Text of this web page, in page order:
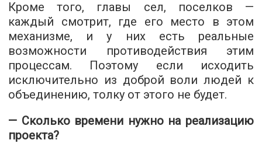
Кроме того, главы сел, поселков —
каждый смотрит, где его место в этом
механизме, и у них есть реальные
возможности противодействия этим
процессам. Поэтому если исходить
исключительно из доброй воли людей к
объединению, толку от этого не будет.
— Сколько времени нужно на реализацию
проекта?